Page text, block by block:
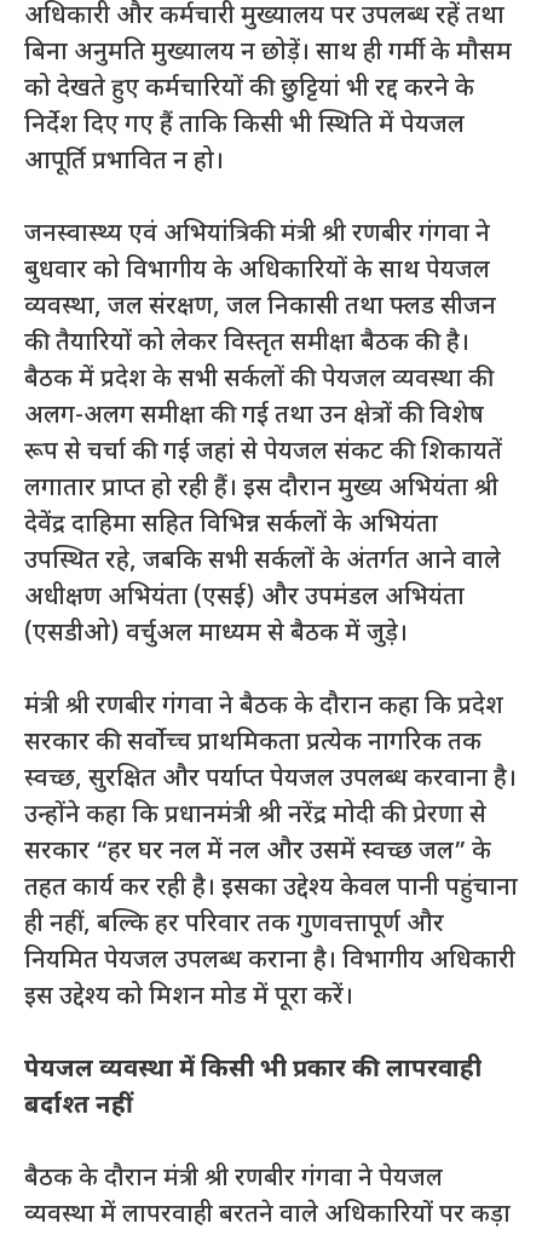
अधिकारी और कर्मचारी मुख्यालय पर उपलब्ध रहें तथा
बिना अनुमति मुख्यालय न छोड़ें। साथ ही गर्मी के मौसम
को देखते हुए कर्मचारियों की छुट्टियां भी रद्द करने के
निर्देश दिए गए हैं ताकि किसी भी स्थिति में पेयजल
आपूर्ति प्रभावित न हो।
जनस्वास्थ्य एवं अभियांत्रिकी मंत्री श्री रणबीर गंगवा ने
बुधवार को विभागीय के अधिकारियों के साथ पेयजल
व्यवस्था, जल संरक्षण, जल निकासी तथा फ्लड सीजन
की तैयारियों को लेकर विस्तृत समीक्षा बैठक की है।
बैठक में प्रदेश के सभी सर्कलों की पेयजल व्यवस्था की
अलग-अलग समीक्षा की गई तथा उन क्षेत्रों की विशेष
रूप से चर्चा की गई जहां से पेयजल संकट की शिकायतें
लगातार प्राप्त हो रही हैं। इस दौरान मुख्य अभियंता श्री
देवेंद्र दाहिमा सहित विभिन्न सर्कलों के अभियंता
उपस्थित रहे, जबकि सभी सर्कलों के अंतर्गत आने वाले
अधीक्षण अभियंता (एसई) और उपमंडल अभियंता
(एसडीओ) वर्चुअल माध्यम से बैठक में जुड़े।
मंत्री श्री रणबीर गंगवा ने बैठक के दौरान कहा कि प्रदेश
सरकार की सर्वोच्च प्राथमिकता प्रत्येक नागरिक तक
स्वच्छ, सुरक्षित और पर्याप्त पेयजल उपलब्ध करवाना है।
उन्होंने कहा कि प्रधानमंत्री श्री नरेंद्र मोदी की प्रेरणा से
सरकार “हर घर नल में नल और उसमें स्वच्छ जल” के
तहत कार्य कर रही है। इसका उद्देश्य केवल पानी पहुंचाना
ही नहीं, बल्कि हर परिवार तक गुणवत्तापूर्ण और
नियमित पेयजल उपलब्ध कराना है। विभागीय अधिकारी
इस उद्देश्य को मिशन मोड में पूरा करें।
पेयजल व्यवस्था में किसी भी प्रकार की लापरवाही
बर्दाश्त नहीं
बैठक के दौरान मंत्री श्री रणबीर गंगवा ने पेयजल
व्यवस्था में लापरवाही बरतने वाले अधिकारियों पर कड़ा